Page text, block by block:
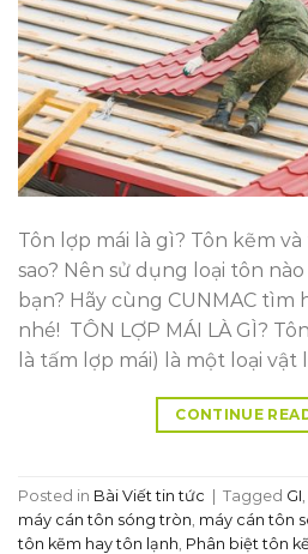
Tôn lợp mái là gì? Tôn kẽm
sao? Nên sử dụng loại tôn
bạn? Hãy cùng CUNMAC tìm
nhé! TÔN LỢP MÁI LÀ GÌ?
là tấm lợp mái) là một loại vật
CONTINUE
Posted in Bài Viết tin tức Tagged GI
máy cán tôn sóng tròn máy cán tôn
tôn kẽm hay tôn lạnh Phân biệt tôn